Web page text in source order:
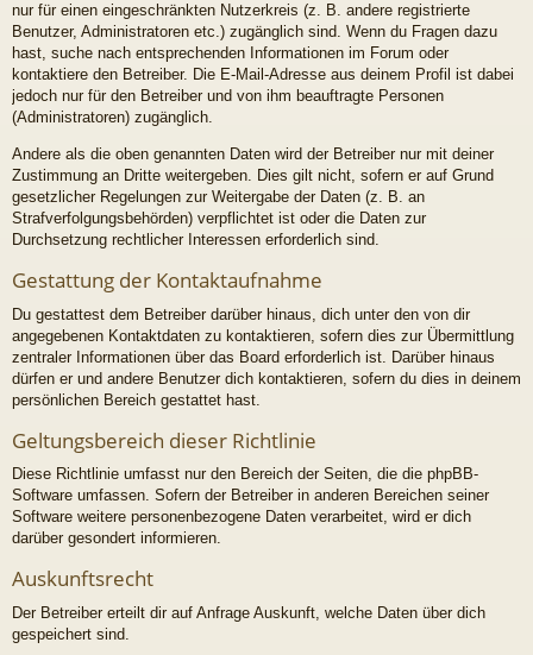
nur für einen eingeschränkten Nutzerkreis (z. B. andere registrierte
Benutzer, Administratoren etc.) zugänglich sind. Wenn du Fragen dazu
hast, suche nach entsprechenden Informationen im Forum oder
kontaktiere den Betreiber. Die E-Mail-Adresse aus deinem Profil ist dabei
jedoch nur für den Betreiber und von ihm beauftragte Personen
(Administratoren) zugänglich.
Andere als die oben genannten Daten wird der Betreiber nur mit deiner
Zustimmung an Dritte weitergeben. Dies gilt nicht, sofern er auf Grund
gesetzlicher Regelungen zur Weitergabe der Daten (z. B. an
Strafverfolgungsbehörden) verpflichtet ist oder die Daten zur
Durchsetzung rechtlicher Interessen erforderlich sind.
Gestattung der Kontaktaufnahme
Du gestattest dem Betreiber darüber hinaus, dich unter den von dir
angegebenen Kontaktdaten zu kontaktieren, sofern dies zur Übermittlung
zentraler Informationen über das Board erforderlich ist. Darüber hinaus
dürfen er und andere Benutzer dich kontaktieren, sofern du dies in deinem
persönlichen Bereich gestattet hast.
Geltungsbereich dieser Richtlinie
Diese Richtlinie umfasst nur den Bereich der Seiten, die die phpBB-
Software umfassen. Sofern der Betreiber in anderen Bereichen seiner
Software weitere personenbezogene Daten verarbeitet, wird er dich
darüber gesondert informieren.
Auskunftsrecht
Der Betreiber erteilt dir auf Anfrage Auskunft, welche Daten über dich
gespeichert sind.